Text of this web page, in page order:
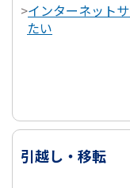
>インターネット
たい
引越し・移転